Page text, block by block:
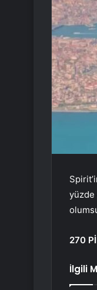
yüzde
270
İlgili